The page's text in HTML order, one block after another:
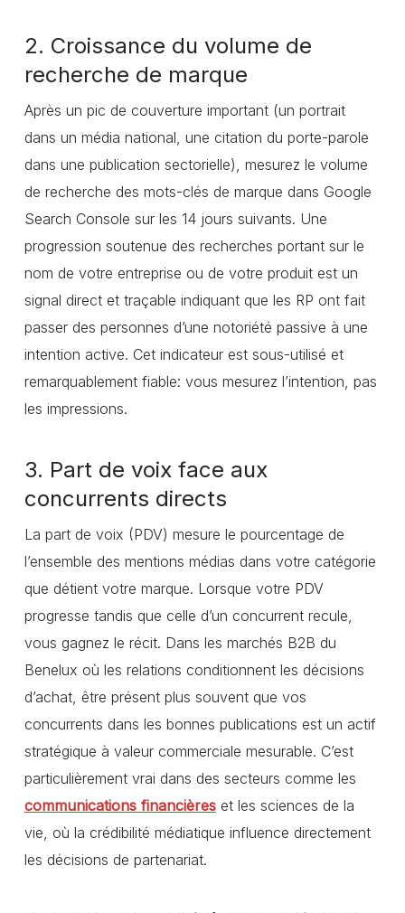
2. Croissance du volume de
recherche de marque
Après un pic de couverture important (un portrait
dans un média national, une citation du porte-parole
dans une publication sectorielle), mesurez le volume
de recherche des mots-clés de marque dans Google
Search Console sur les 14 jours suivants. Une
progression soutenue des recherches portant sur le
nom de votre entreprise ou de votre produit est un
signal direct et traçable indiquant que les RP ont fait
passer des personnes d’une notoriété passive à une
intention active. Cet indicateur est sous-utilisé et
remarquablement fiable: vous mesurez l’intention, pas
les impressions.
3. Part de voix face aux
concurrents directs
La part de voix (PDV) mesure le pourcentage de
l’ensemble des mentions médias dans votre catégorie
que détient votre marque. Lorsque votre PDV
progresse tandis que celle d’un concurrent recule,
vous gagnez le récit. Dans les marchés B2B du
Benelux où les relations conditionnent les décisions
d’achat, être présent plus souvent que vos
concurrents dans les bonnes publications est un actif
stratégique à valeur commerciale mesurable. C’est
particulièrement vrai dans des secteurs comme les
communications financièreset les sciences de la
vie, où la crédibilité médiatique influence directement
les décisions de partenariat.